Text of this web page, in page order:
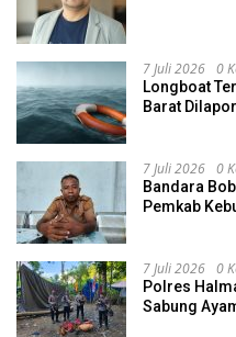
7 Juli 2026 0
Longboat
Barat
7 Juli 2026 0
Bandara
Pemkab
7 Juli 2026 0
Polres
Sabung